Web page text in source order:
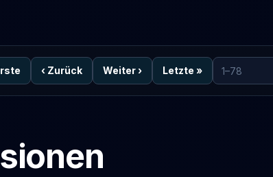
‹ Zurück Weiter› Letzte »
Zur Seite